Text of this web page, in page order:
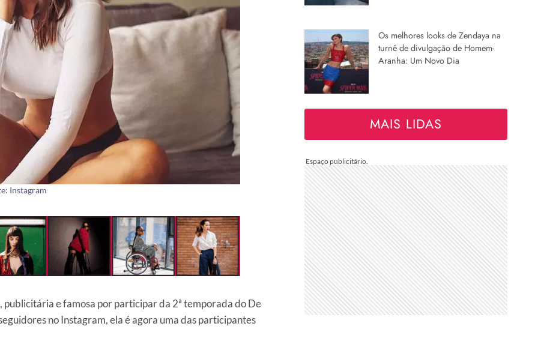
Instagram
e famosa por participar da 2ª temporada do De
no Instagram, ela é agora uma das participantes
Os melhores looks de Zendaya na
turnê de divulgação de Homem-
Aranha: Um Novo Dia
MAIS LIDAS